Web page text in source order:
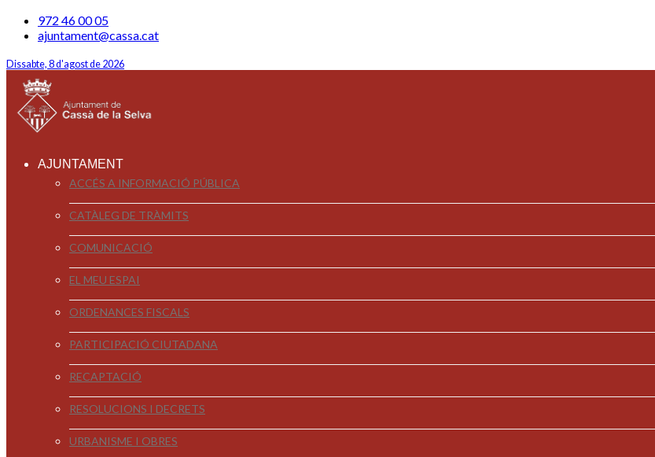
972 46 00 05
ajuntament@cassa.cat
Dissabte, 8 d'agost de 2026
AJUNTAMENT
ACCÉS A INFORMACIÓ PÚBLICA
CATÀLEG DE TRÀMITS
COMUNICACIÓ
EL MEU ESPAI
ORDENANCES FISCALS
PARTICIPACIÓ CIUTADANA
RECAPTACIÓ
RESOLUCIONS I DECRETS
URBANISME I OBRES